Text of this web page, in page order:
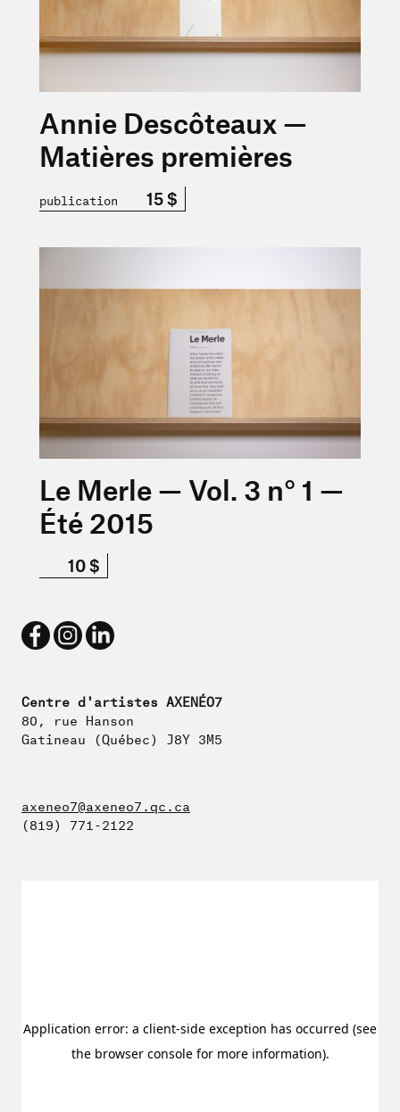
Annie Descôteaux —
Matières premières
publication 15 $
Le Merle — Vol. 3 n° 1 —
Été 2015
10 $
Centre d'artistes AXENÉO7
80, rue Hanson
Gatineau (Québec) J8Y 3M5
axeneo7@axeneo7.qc.ca
(819) 771-2122